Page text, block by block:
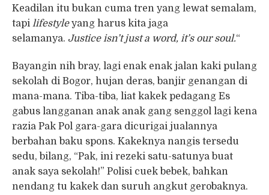
Keadilan itu bukan cuma tren yang lewat semalam,
tapi lifestyleyang harus kita jaga
selamanya. Justice isn’t just a word, it’s our soul.“
Bayangin nih bray, lagi enak enak jalan kaki pulang
sekolah di Bogor, hujan deras, banjir genangan di
mana-mana. Tiba-tiba, liat kakek pedagang Es
gabus langganan anak anak gang senggol lagi kena
razia Pak Pol gara-gara dicurigai jualannya
berbahan baku spons. Kakeknya nangis tersedu
sedu, bilang, “Pak, ini rezeki satu-satunya buat
anak saya sekolah!” Polisi cuek bebek, bahkan
nendang tu kakek dan suruh angkut gerobaknya.